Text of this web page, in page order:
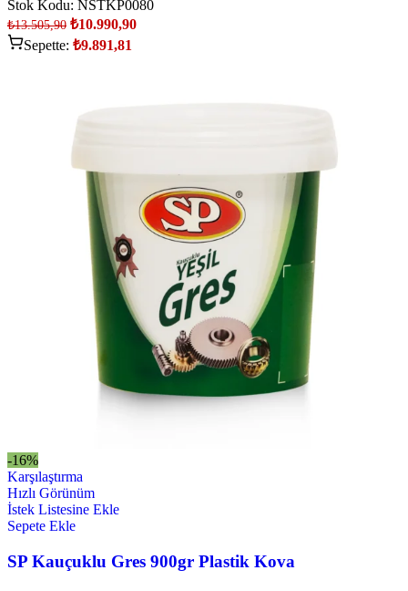
Stok Kodu: NSTKP0080
₺13.505,90 ₺10.990,90
Sepette: ₺9.891,81
-16%
Karşılaştırma
Hızlı Görünüm
İstek Listesine Ekle
Sepete Ekle
SP Kauçuklu Gres 900gr Plastik Kova